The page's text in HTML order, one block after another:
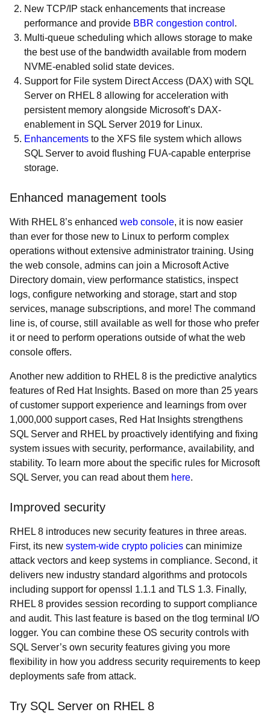
New TCP/IP stack enhancements that increase
performance and provide BBR congestion control .
Multi-queue scheduling which allows storage to make
the best use of the bandwidth available from modern
NVME-enabled solid state devices.
Support for File system Direct Access (DAX) with SQL
Server on RHEL 8 allowing for acceleration with
persistent memory alongside Microsoft’s DAX-
enablement in SQL Server 2019 for Linux.
Enhancements to the XFS file system which allows
SQL Server to avoid flushing FUA-capable enterprise
storage.
Enhanced management tools
With RHEL 8’s enhanced web console, it is now easier
than ever for those new to Linux to perform complex
operations without extensive administrator training. Using
the web console, admins can join a Microsoft Active
Directory domain, view performance statistics, inspect
logs, configure networking and storage, start and stop
services, manage subscriptions, and more! The command
line is, of course, still available as well for those who prefer
it or need to perform operations outside of what the web
console offers.
Another new addition to RHEL 8 is the predictive analytics
features of Red Hat Insights. Based on more than 25 years
of customer support experience and learnings from over
1,000,000 support cases, Red Hat Insights strengthens
SQL Server and RHEL by proactively identifying and fixing
system issues with security, performance, availability, and
stability. To learn more about the specific rules for Microsoft
SQL Server, you can read about them here.
Improved security
RHEL 8 introduces new security features in three areas.
First, its new system-wide crypto policies can minimize
attack vectors and keep systems in compliance. Second, it
delivers new industry standard algorithms and protocols
including support for openssl 1.1.1 and TLS 1.3. Finally,
RHEL 8 provides session recording to support compliance
and audit. This last feature is based on the tlog terminal I/O
logger. You can combine these OS security controls with
SQL Server’s own security features giving you more
flexibility in how you address security requirements to keep
deployments safe from attack.
Try SQL Server on RHEL 8